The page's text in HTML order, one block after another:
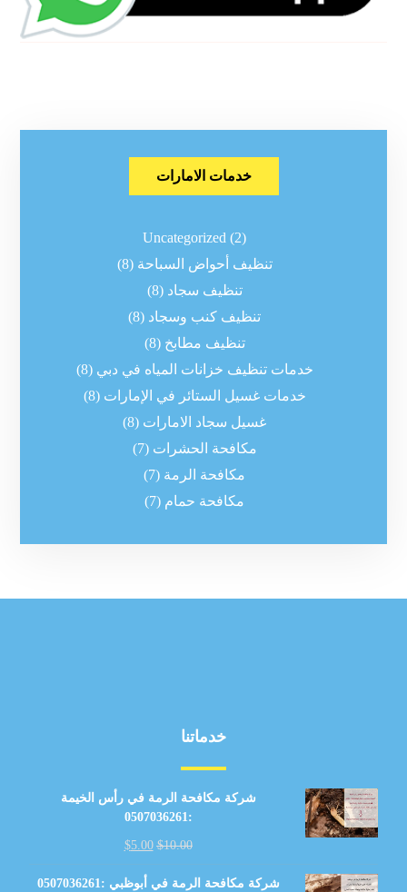
خدمات الامارات
Uncategorized (2)
تنظيف أحواض السباحة (8)
تنظيف سجاد (8)
تنظيف كنب وسجاد (8)
تنظيف مطابخ (8)
خدمات تنظيف خزانات المياه في دبي (8)
خدمات غسيل الستائر في الإمارات (8)
غسيل سجاد الامارات (8)
مكافحة الحشرات (7)
مكافحة الرمة (7)
مكافحة حمام (7)
خدماتنا
شركة مكافحة الرمة في رأس الخيمة
:0507036261
$10.00
$5.00
شركة مكافحة الرمة في أبوظبي :0507036261